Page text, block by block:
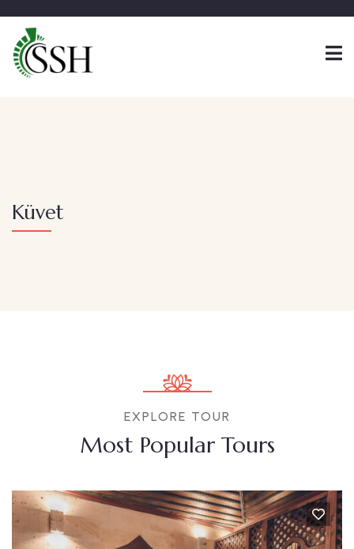
Küvet
EXPLORE TOUR
Most Popular Tours